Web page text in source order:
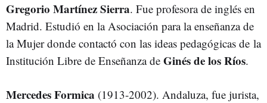
Gregorio Martínez Sierra. Fue profesora de inglés en
Madrid. Estudió en la Asociación para la enseñanza de
la Mujer donde contactó con las ideas pedagógicas de la
Institución Libre de Enseñanza de Ginés de los Ríos.
Mercedes Formica (1913-2002). Andaluza, fue jurista,